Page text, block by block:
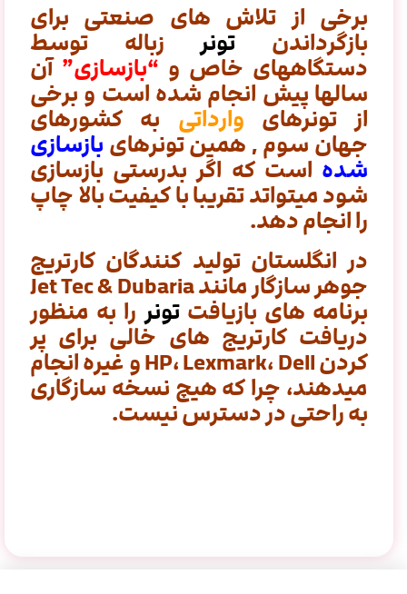
برخی از تلاش های صنعتی برای
بازگرداندن تونرزباله توسط
دستگاههای خاص و “بازسازی”آن
سالها پیش انجام شده است و برخی
از تونرهای وارداتیبه کشورهای
جهان سوم , همین تونرهای بازسازی
شدهاست که اگر بدرستی بازسازی
شود میتواتد تقریبا با کیفیت بالا چاپ
را انجام دهد.
در انگلستان تولید کنندگان کارتریج
جوهر سازگار مانند Jet Tec & Dubaria
برنامه های بازیافت تونررا به منظور
دریافت کارتریج های خالی برای پر
کردن HP، Lexmark، Dell و غیره انجام
میدهند، چرا که هیچ نسخه سازگاری
به راحتی در دسترس نیست.